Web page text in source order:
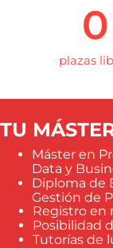
plazas
0
TU
Máster en
Data y
Diploma de
Gestión de
Registro en
Posibilidad
Tutorías de